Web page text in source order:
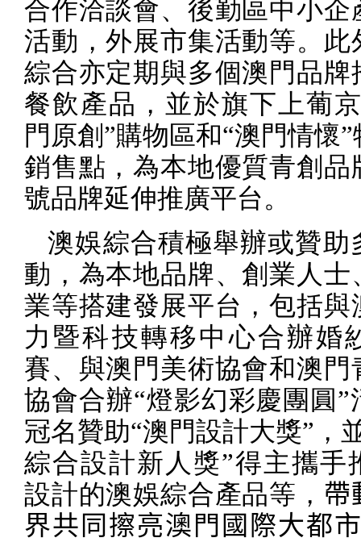
合作洽談會、後勤區中小企
活動，外展市集活動等。此
綜合亦定期與多個澳門品牌
餐飲產品，並於旗下上葡
門原創 ”購物區和“澳門情懷”
銷售點，為本地優質青創品
號品牌延伸推廣平台。
澳娛綜合積極舉辦或贊助
動，為本地品牌、創業人士
業等搭建發展平台，包括與
力暨科技轉移中心合辦婚
賽、與澳門美術協會和澳門
協會合辦“燈影幻彩慶團圓 ”
冠名贊助“澳門設計大獎” ，
綜合設計新人獎”得主攜手
設計的澳娛綜合產品等， 帶
界共同擦亮澳門國際大都